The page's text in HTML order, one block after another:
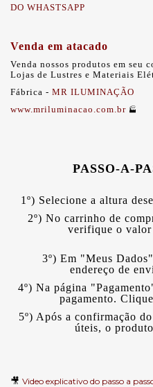
DO WHASTSAPP
Venda em atacado
Venda nossos produtos em seu
Lojas de Lustres e Materiais
Fábrica - MR ILUMINAÇÃO
www.mriluminacao.com.br 🏭
PASSO-A-
1º) Selecione a altura
2º) No carrinho de
verifique o
3º) Em "Meus
endereço de
4º) Na página
pagamento.
5º) Após a confirmação
úteis, o
🎥 Video explicativo do passo a